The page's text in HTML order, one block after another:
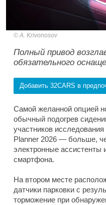
A. Krivonosov
Полный привод
обязательного
Добавить 32CARS в
Самой желанной опцией
обычный подогрев
участников
Planner 2026 — больше,
электронные ассистенты
смартфона.
На втором месте
датчики парковки с
торможение при